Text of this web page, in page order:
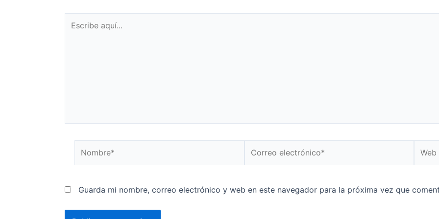
Guarda mi nombre, correo electrónico y web en este navegador para la próxima vez que